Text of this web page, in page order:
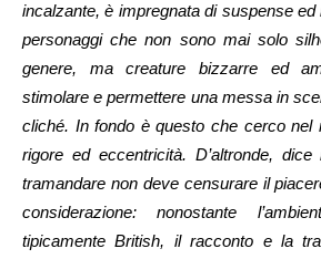
incalzante, è impregnata di suspense ed
personaggi che non sono mai solo
genere, ma creature bizzarre ed
stimolare e permettere una messa in
cliché. In fondo è questo che cerco nel
rigore ed eccentricità. D’altronde,
tramandare non deve censurare il
considerazione: nonostante
tipicamente British, il racconto e la